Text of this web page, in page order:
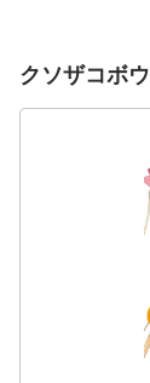
クソザコボ